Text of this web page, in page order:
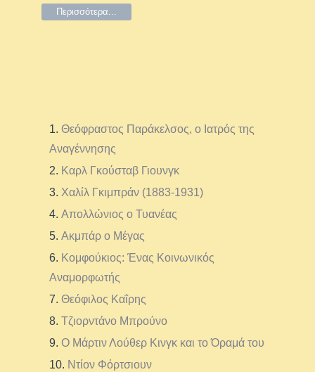
Περισσότερα...
Θεόφραστος Παράκελσος, ο Ιατρός της
Αναγέννησης
Καρλ Γκούσταβ Γιουνγκ
Χαλίλ Γκιμπράν (1883-1931)
Απολλώνιος ο Τυανέας
Ακμπάρ ο Μέγας
Κομφούκιος: Ένας Κοινωνικός
Αναμορφωτής
Θεόφιλος Καΐρης
Τζιορντάνο Μπρούνο
Ο Μάρτιν Λούθερ Κινγκ και το Όραμά του
Ντίον Φόρτσιουν